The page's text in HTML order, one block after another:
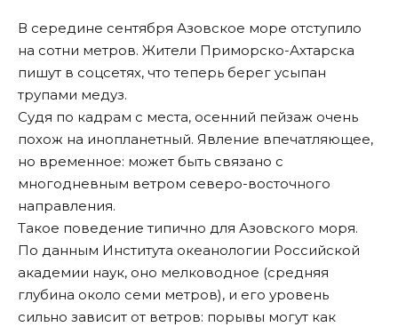
В середине сентября Азовское море отступило
на сотни метров. Жители Приморско-Ахтарска
пишут в соцсетях, что теперь берег усыпан
трупами медуз.
Судя по кадрам с места, осенний пейзаж очень
похож на инопланетный. Явление впечатляющее,
но временное: может быть связано с
многодневным ветром северо-восточного
направления.
Такое поведение типично для Азовского моря.
По данным Института океанологии Российской
академии наук, оно мелководное (средняя
глубина около семи метров), и его уровень
сильно зависит от ветров: порывы могут как